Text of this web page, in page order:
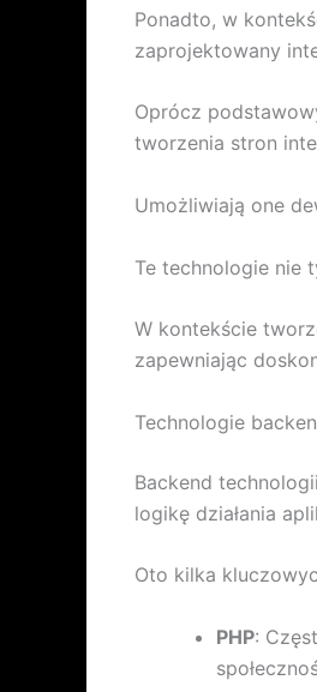
Ponadto, w
zaprojektowany
Oprócz
tworzenia stron
Umożliwiają one
Te technologie nie
W kontekście
zapewniając
Technologie
Backend
logikę działania
Oto kilka
PHP: